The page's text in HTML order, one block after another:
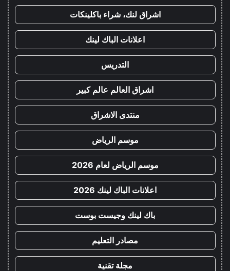
اشراق لنك، شراء باكلينكات
اعلانات الباك لينك
التدريس
اشراق العالم عالم كبير
منتدى الاشراق
موسم الرياض
موسم الرياض لعام 2026
اعلانات الباك لينك 2026
باك لينك وجيست بوست
مصادر التعليم
مجلة تقنية